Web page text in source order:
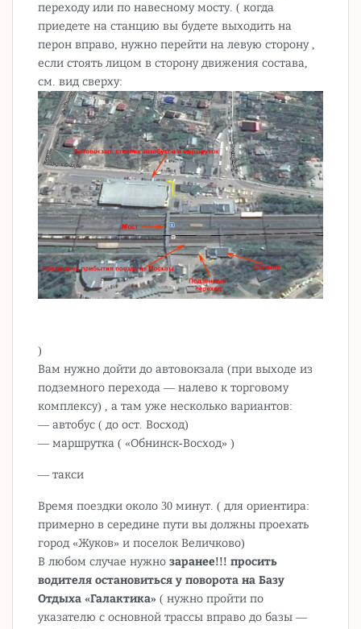
переходу или по навесному мосту. ( когда
приедете на станцию вы будете выходить на
перон вправо, нужно перейти на левую сторону ,
если стоять лицом в сторону движения состава,
см. вид сверху:
)
Вам нужно дойти до автовокзала (при выходе из
подземного перехода — налево к торговому
комплексу) , а там уже несколько вариантов:
— автобус ( до ост. Восход)
— маршрутка ( «Обнинск-Восход» )
— такси
Время поездки около 30 минут. ( для ориентира:
примерно в середине пути вы должны проехать
город «Жуков» и поселок Величково)
В любом случае нужнозаранее!!! просить
водителя остановиться у поворота на Базу
Отдыха «Галактика» ( нужно пройти по
указателю с основной трассы вправо до базы —